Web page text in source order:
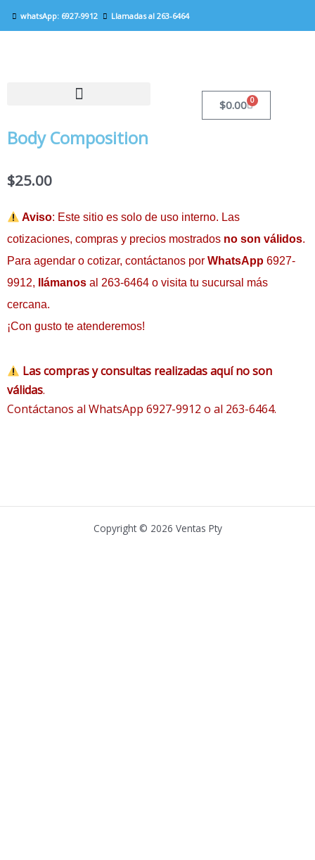
whatsApp: 6927-9912 Llamadas al 263-6464
$0.00 0
Carrito
Body Composition
$25.00
Aviso: Este sitio es solo de uso interno. Las
cotizaciones, compras y precios mostrados no son válidos.
Para agendar o cotizar, contáctanos por WhatsApp 6927-
9912,
llámanos al 263-6464 o visita tu sucursal más
cercana.
¡Con gusto te atenderemos!
Las compras y consultas realizadas aquí no son
válidas.
Contáctanos al WhatsApp 6927-9912 o al 263-6464.
Copyright © 2026 Ventas Pty